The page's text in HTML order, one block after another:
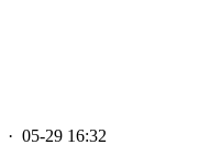
· 05-29 16:32